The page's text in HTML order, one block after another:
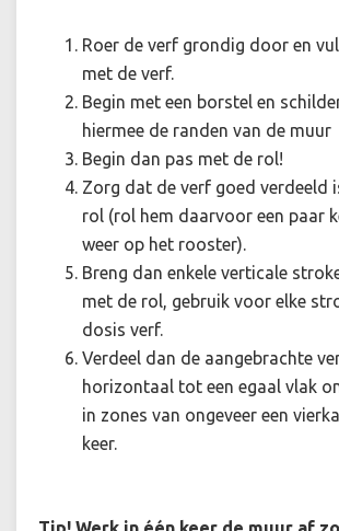
Roer de verf grondig door en
met de verf.
Begin met een borstel en
hiermee de randen van de muur
Begin dan pas met de rol!
Zorg dat de verf goed verdeeld
rol (rol hem daarvoor een paar
weer op het rooster).
Breng dan enkele verticale
met de rol, gebruik voor elke
dosis verf.
Verdeel dan de aangebrachte
horizontaal tot een egaal vlak
in zones van ongeveer een
keer.